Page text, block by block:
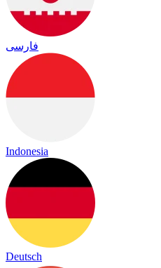
فارسی
Indonesia
Deutsch